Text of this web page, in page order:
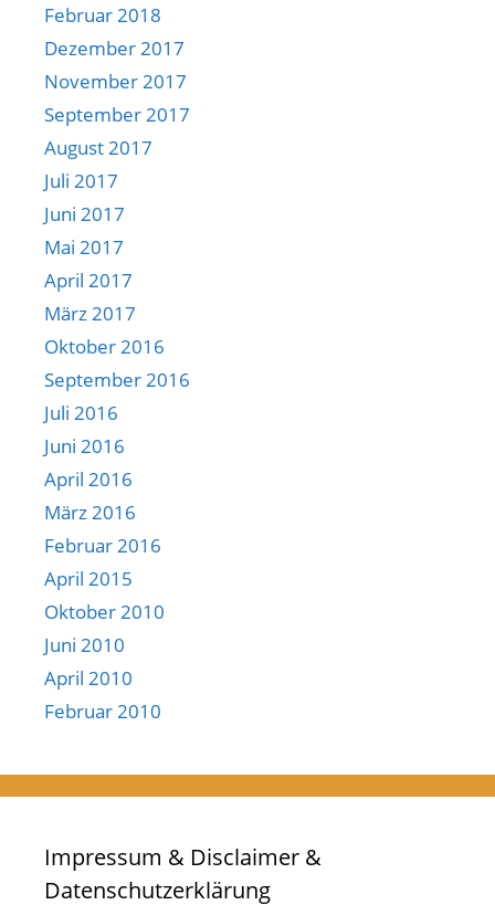
Februar 2018
Dezember 2017
November 2017
September 2017
August 2017
Juli 2017
Juni 2017
Mai 2017
April 2017
März 2017
Oktober 2016
September 2016
Juli 2016
Juni 2016
April 2016
März 2016
Februar 2016
April 2015
Oktober 2010
Juni 2010
April 2010
Februar 2010
Impressum & Disclaimer &
Datenschutzerklärung